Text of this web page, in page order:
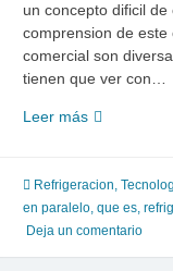
un concepto dificil
comprension de
comercial son
tienen que ver con…
Leer másComo
sistema
de
refrigeracion
comercial
Refrigeracion,
en paralelo, que es,
Deja un comentario